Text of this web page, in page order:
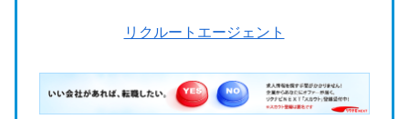
リクルートエージェント